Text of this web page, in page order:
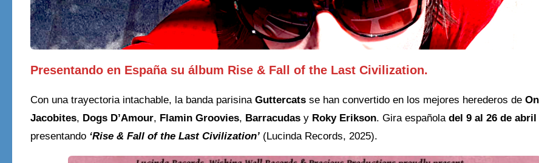
Presentando en España su álbum Rise & Fall of the Last Civilization.
Con una trayectoria intachable, la banda parisina Guttercats se han convertido en los mejores herederos de
Jacobites, Dogs D’Amour, Flamin Groovies, Barracudas y Roky Erikson. Gira española del 9 al 26 de abril
presentando ‘Rise & Fall of the Last Civilization’ (Lucinda Records, 2025).